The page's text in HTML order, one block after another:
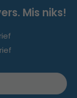
Mis niks!